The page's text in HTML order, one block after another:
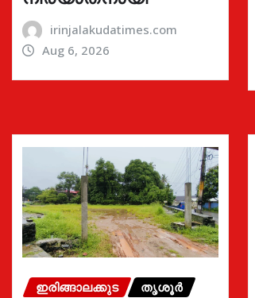
irinjalakudatimes.com
Aug 6, 2026
ഇരിങ്ങാലക്കുട തൃശൂർ